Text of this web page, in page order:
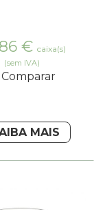
€ caixa(s)
(sem IVA)
Comparar
MAIS